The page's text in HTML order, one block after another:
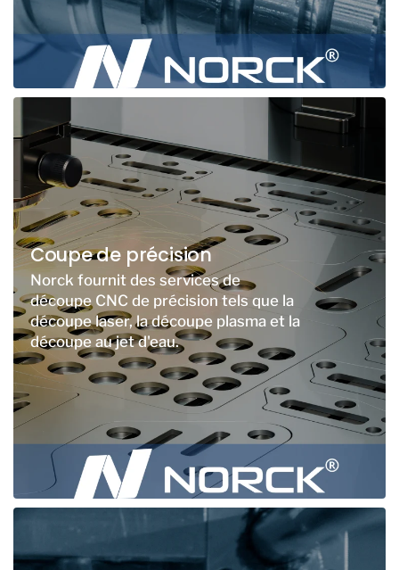
Coupe de précision
Norck fournit des services de
découpe CNC de précision tels que la
découpe laser, la découpe plasma et la
découpe au jet d'eau.